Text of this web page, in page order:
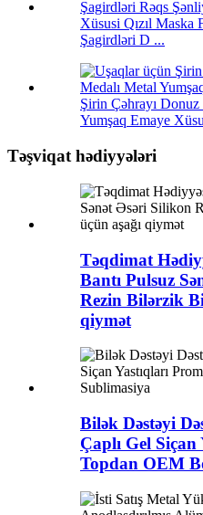
Xüsusi Qızıl Maska
Şagirdləri D ...
Şirin Çəhrayı
Yumşaq Emaye
Təşviqat hədiyyələri
Təqdimat
Bantı Pulsuz
Rezin Bilərzik
qiymət
Bilək Dəstəyi
Çaplı Gel Siçan
Topdan OEM